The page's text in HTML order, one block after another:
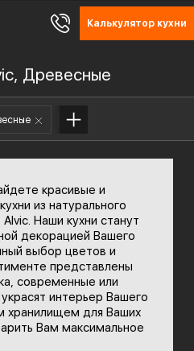
Калькулятор кухни
Древесные
красивые и
из натурального
Наши кухни станут
декорацией Вашего
выбор цветов и
представлены
современные или
интерьер Вашего
хранилищем для Ваших
Вам максимальное